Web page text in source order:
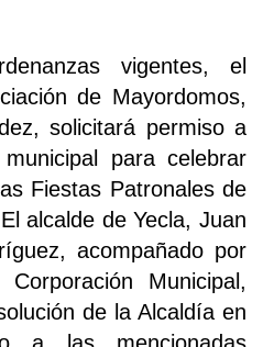
vigentes, el
de Mayordomos,
solicitará permiso a
para celebrar
Fiestas Patronales de
alcalde de Yecla, Juan
acompañado por
Municipal,
de la Alcaldía en